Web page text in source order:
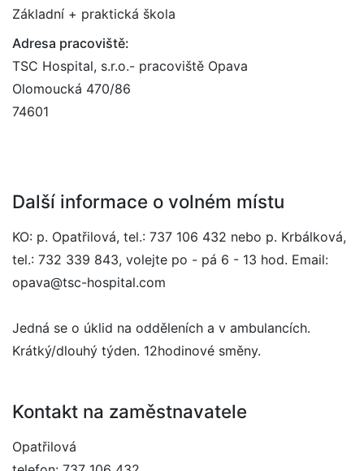
Základní + praktická škola
Adresa pracoviště:
TSC Hospital, s.r.o.- pracoviště Opava
Olomoucká 470/86
74601
Další informace o volném místu
KO: p. Opatřilová, tel.: 737 106 432 nebo p. Krbálková,
tel.: 732 339 843, volejte po - pá 6 - 13 hod. Email:
opava@tsc-hospital.com
Jedná se o úklid na odděleních a v ambulancích.
Krátký/dlouhý týden. 12hodinové směny.
Kontakt na zaměstnavatele
Opatřilová